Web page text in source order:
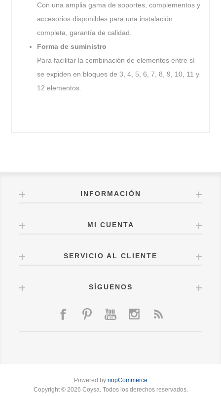
Con una amplia gama de soportes, complementos y
accesorios disponibles para una instalación
completa, garantía de calidad.
Forma de suministro
Para facilitar la combinación de elementos entre sí
se expiden en bloques de 3, 4, 5, 6, 7, 8, 9, 10, 11 y
12 elementos.
INFORMACIÓN
MI CUENTA
SERVICIO AL CLIENTE
SÍGUENOS
Powered by nopCommerce
Copyright © 2026 Coysa. Todos los derechos reservados.